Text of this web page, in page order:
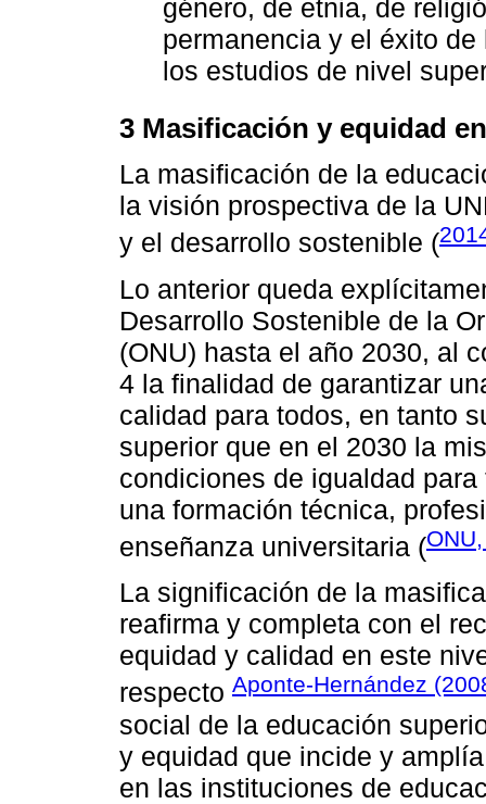
género, de etnia, de
permanencia y el éxito
los estudios de nivel
3 Masificación y equidad
La masificación de la
la visión prospectiva de la
y el desarrollo sostenible (
Lo anterior queda
Desarrollo Sostenible de la
(ONU) hasta el año 2030, al
4 la finalidad de garantizar
calidad para todos, en tanto
superior que en el 2030 la
condiciones de igualdad
una formación técnica,
enseñanza universitaria (
La significación de la
reafirma y completa con el
equidad y calidad en este
respecto Aponte-Hernández
social de la educación
y equidad que incide y
en las instituciones de